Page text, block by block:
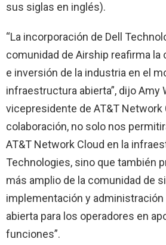
sus siglas en inglés).
“La incorporación de Dell
comunidad de Airship reafirma
e inversión de la industria en el
infraestructura abierta”, dijo Amy
vicepresidente de AT&T Network
colaboración, no solo nos
AT&T Network Cloud en la
Technologies, sino que también
más amplio de la comunidad de
implementación y
abierta para los operadores en
funciones”.